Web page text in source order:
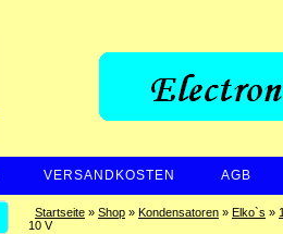
VERSANDKOSTEN AGB
Startseite» Shop» Kondensatoren» Elko`s »
10 V